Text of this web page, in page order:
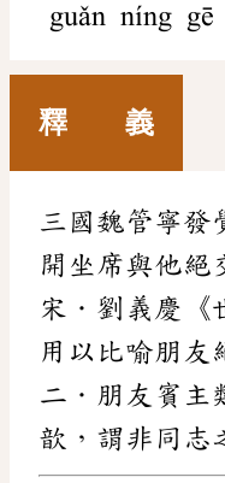
guǎn níng
釋 義
三國魏管寧發
開坐席與他絕
宋．劉義慶《
用以比喻朋友
二．朋友賓主
歆，謂非同志